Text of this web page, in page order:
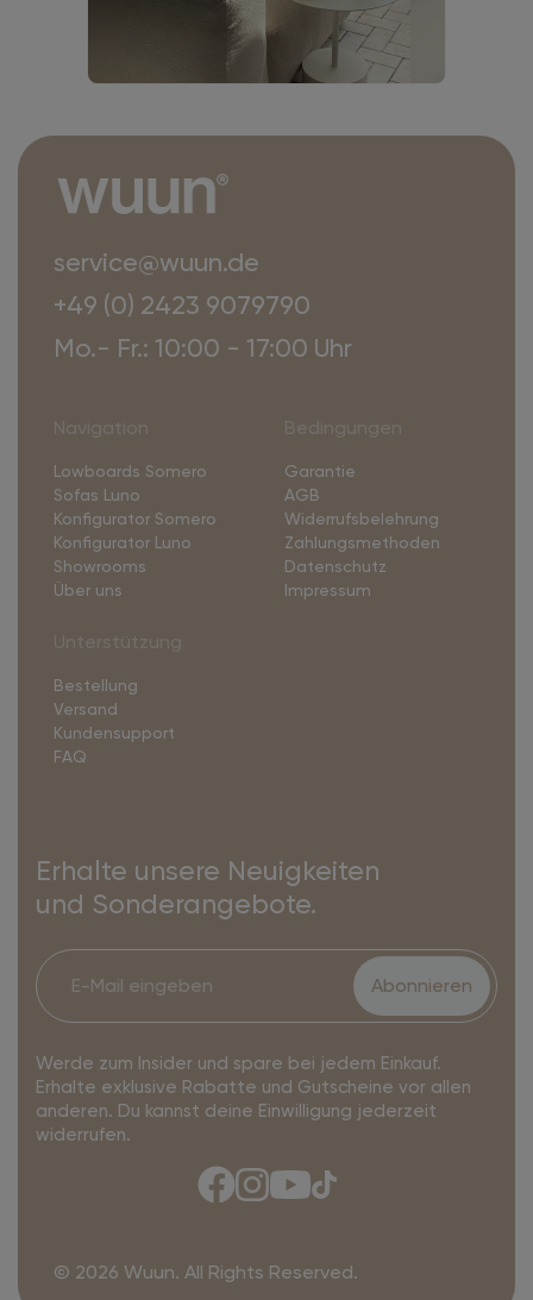
service@wuun.de
+49 (0) 2423 9079790
Mo.- Fr.: 10:00 - 17:00 Uhr
Lowboards Somero
Sofas Luno
Konfigurator Somero
Konfigurator Luno
Showrooms
Über uns
Garantie
AGB
Widerrufsbelehrung
Zahlungsmethoden
Datenschutz
Impressum
Bestellung
Versand
Kundensupport
FAQ
Erhalte unsere Neuigkeiten
und Sonderangebote.
Abonnieren
Werde zum Insider und spare bei jedem Einkauf.
Erhalte exklusive Rabatte und Gutscheine vor allen
anderen. Du kannst deine Einwilligung jederzeit
widerrufen.
© 2026 Wuun. All Rights Reserved.